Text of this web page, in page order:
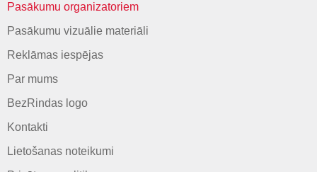
Pasākumu organizatoriem
Pasākumu vizuālie materiāli
Reklāmas iespējas
Par mums
BezRindas logo
Kontakti
Lietošanas noteikumi